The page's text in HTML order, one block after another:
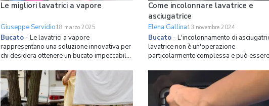
Le migliori lavatrici a vapore
Giuseppe Servidio18 marzo 2025
Bucato- Le lavatrici a vapore
rappresentano una soluzione innovativa per
chi desidera ottenere un bucato impeccabile
non solo migliorano la pulizia dei capi, ma
offrono anche un trattamento delicato grazie
alle proprietà del vapore, che aiuta a ridurre
le piegh
Come incolonnare lavatrice e
asciugatrice
Elena Gallina13 novembre 2024
Bucato - L'incolonnamento di
lavatrice non è un'operazione
particolarmente complessa e può essere
persone comuni. È necessario però
alcuni passaggi obbligati: Procurarsi un kit di
incolonnamento; Posizionare il telaio;
Fissare i